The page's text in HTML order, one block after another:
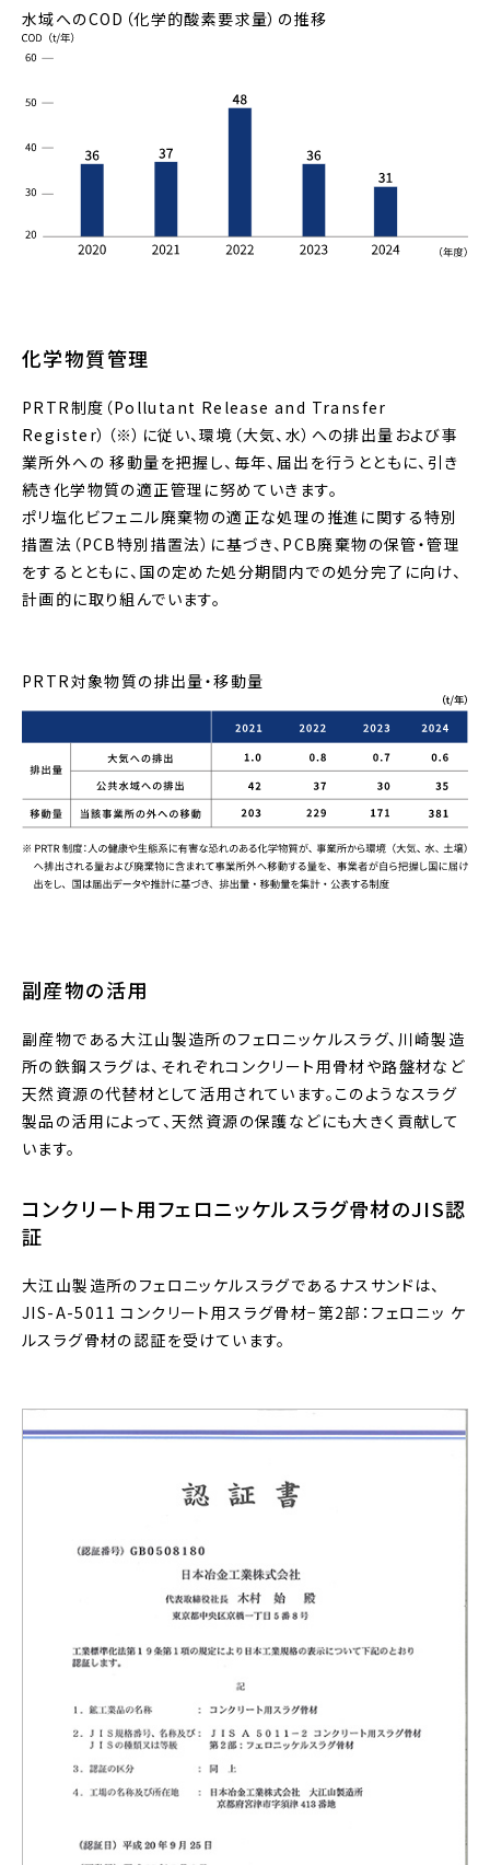
水域へのCOD（化学的酸素要求量）の推移
化学物質管理
PRTR制度（Pollutant Release and Transfer
Register）（※）に従い、環境（大気、水）への排出量および事
業所外への 移動量を把握し、毎年、届出を行うとともに、引き
続き化学物質の適正管理に努めていきます。
ポリ塩化ビフェニル廃棄物の適正な処理の推進に関する特別
措置法（PCB特別措置法）に基づき、PCB廃棄物の保管・管理
をするとともに、国の定めた処分期間内での処分完了に向け、
計画的に取り組んでいます。
PRTR対象物質の排出量・移動量
副産物の活用
副産物である大江山製造所のフェロニッケルスラグ、川崎製造
所の鉄鋼スラグは、それぞれコンクリート用骨材や路盤材など
天然資源の代替材として活用されています。このようなスラグ
製品の活用によって、天然資源の保護などにも大きく貢献して
います。
コンクリート用フェロニッケルスラグ骨材のJIS認
証
大江山製造所のフェロニッケルスラグであるナスサンドは、
JIS-A-5011 コンクリート用スラグ骨材−第2部：フェロニッ ケ
ルスラグ骨材の認証を受けています。